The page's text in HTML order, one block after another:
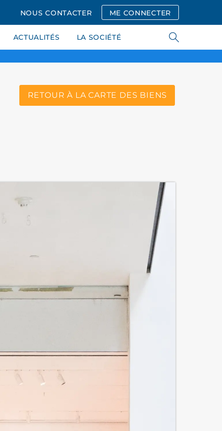
NOUS CONTACTER ME CONNECTER
ACTUALITÉS LA SOCIÉTÉ
RETOUR À LA CARTE DES BIENS